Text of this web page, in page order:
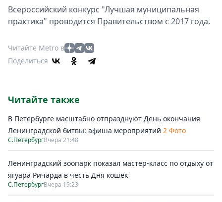
Всероссийский конкурс "Лучшая муниципальная
практика" проводится Правительством с 2017 года.
Читайте Metro в
Поделиться
Читайте также
В Петербурге масштабно отпразднуют День окончания
Ленинградской битвы: афиша мероприятий 2 Фото
С.ПетербургВчера 21:48
Ленинградский зоопарк показал мастер-класс по отдыху от
ягуара Ричарда в честь Дня кошек
С.ПетербургВчера 19:23